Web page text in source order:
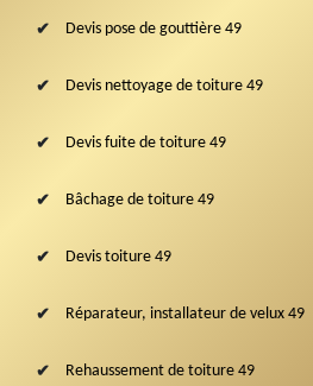
Devis pose de gouttière 49
Devis nettoyage de toiture 49
Devis fuite de toiture 49
Bâchage de toiture 49
Devis toiture 49
Réparateur, installateur de velux 49
Rehaussement de toiture 49